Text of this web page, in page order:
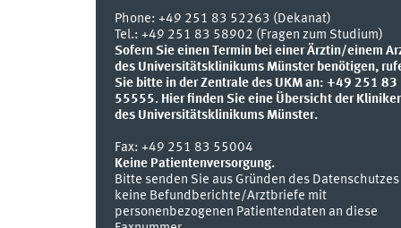
Phone: +49 251 83 52263 (Dekanat)
Tel.: +49 251 83 58902 (Fragen zum Studium)
Sofern Sie einen Termin bei einer Ärztin/einem
des Universitätsklinikums Münster benötigen,
Sie bitte in der Zentrale des UKM an: +49 251 83
55555. Hier finden Sie eine Übersicht der
des Universitätsklinikums Münster.
Fax: +49 251 83 55004
Keine Patientenversorgung.
Bitte senden Sie aus Gründen des Datenschutzes
keine Befundberichte/Arztbriefe mit
personenbezogenen Patientendaten an diese